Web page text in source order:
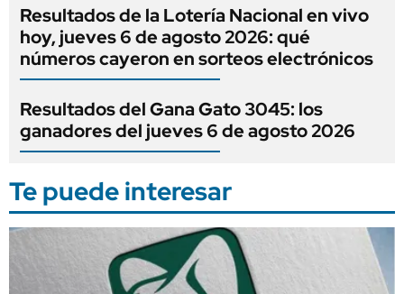
Resultados de la Lotería Nacional en vivo
hoy, jueves 6 de agosto 2026: qué
números cayeron en sorteos electrónicos
Resultados del Gana Gato 3045: los
ganadores del jueves 6 de agosto 2026
Te puede interesar